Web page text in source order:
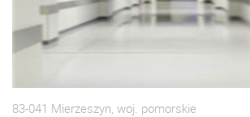
83-041 Mierzeszyn, woj. pomorskie